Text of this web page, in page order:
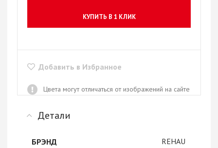
КУПИТЬ В 1 КЛИК
Добавить в Избранное
Цвета могут отличаться от изображений на сайте
Детали
БРЭНД REHAU